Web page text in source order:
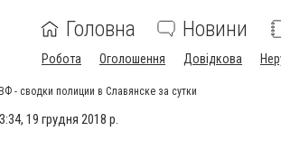
Головна Новини
Робота Оголошення Довідкова
- сводки полиции в Славянске за сутки
19 грудня 2018 р.